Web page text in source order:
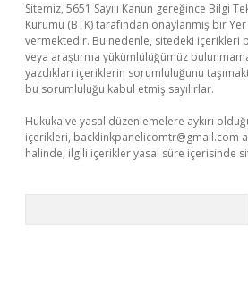
Sitemiz, 5651 Sayılı Kanun gereğince Bilgi
Kurumu (BTK) tarafından onaylanmış bir
vermektedir. Bu nedenle, sitedeki içerikleri
veya araştırma yükümlülüğümüz
yazdıkları içeriklerin sorumluluğunu
bu sorumluluğu kabul etmiş sayılırlar.
Hukuka ve yasal düzenlemelere aykırı
içerikleri, backlinkpanelicomtr@gmail.com
halinde, ilgili içerikler yasal süre içerisinde